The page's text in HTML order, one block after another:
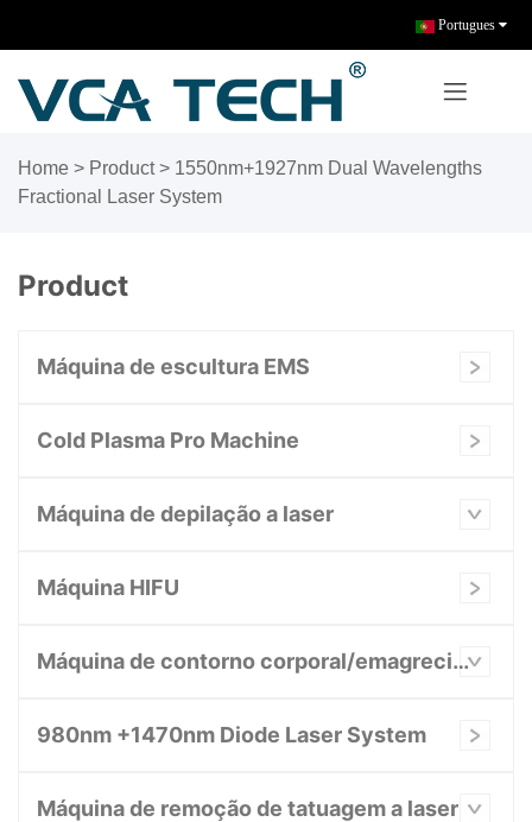
Portugues
Home > Product> 1550nm+1927nm Dual Wavelengths
Fractional Laser System
Product
Máquina de escultura EMS
Cold Plasma Pro Machine
Máquina de depilação a laser
Máquina HIFU
Máquina de contorno corporal/emagrecimento
980nm +1470nm Diode Laser System
Máquina de remoção de tatuagem a laser